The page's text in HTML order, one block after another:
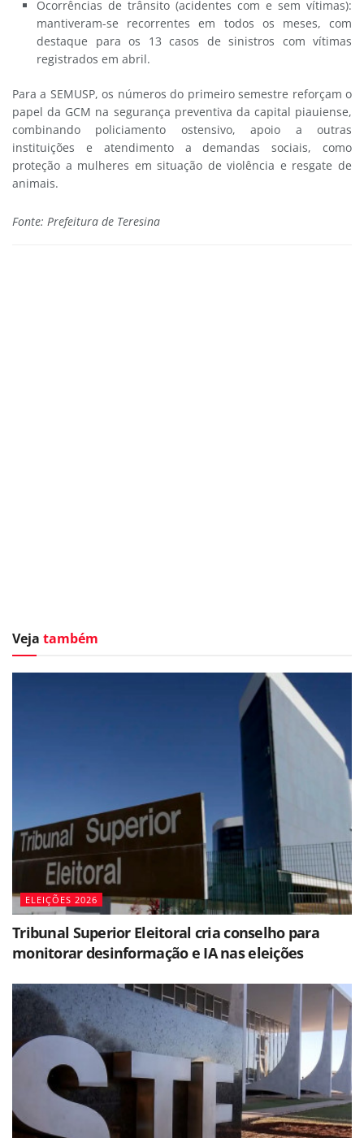
Ocorrências de trânsito (acidentes com e sem vítimas):
mantiveram-se recorrentes em todos os meses, com
destaque para os 13 casos de sinistros com vítimas
registrados em abril.
Para a SEMUSP, os números do primeiro semestre reforçam o
papel da GCM na segurança preventiva da capital piauiense,
combinando policiamento ostensivo, apoio a outras
instituições e atendimento a demandas sociais, como
proteção a mulheres em situação de violência e resgate de
animais.
Fonte: Prefeitura de Teresina
Veja também
ELEIÇÕES 2026
Tribunal Superior Eleitoral cria conselho para
monitorar desinformação e IA nas eleições